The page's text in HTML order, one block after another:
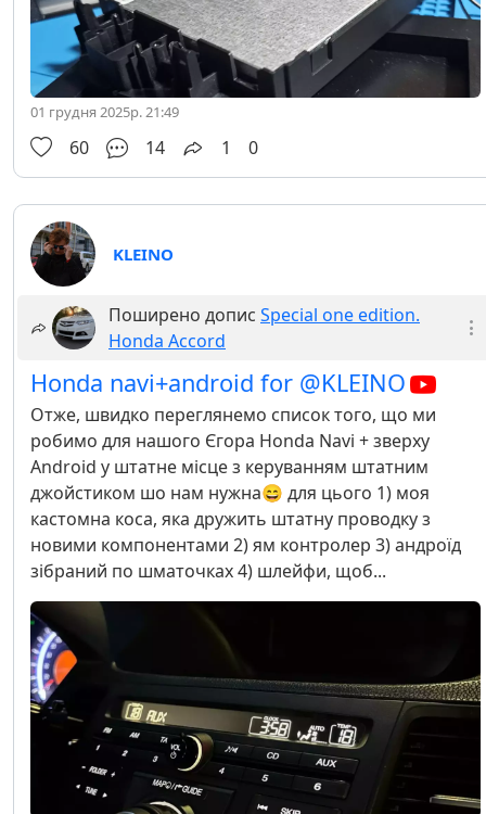
01 грудня 2025р. 21:49
60 14 1 0
KLEINO
Поширено допис Special one edition.
Honda Accord
Honda navi+android for @KLEINO
Отже, швидко переглянемо список того, що ми
робимо для нашого Єгора Honda Navi + зверху
Android у штатне місце з керуванням штатним
джойстиком шо нам нужна😄 для цього 1) моя
кастомна коса, яка дружить штатну проводку з
новими компонентами 2) ям контролер 3) андроїд
зібраний по шматочках 4) шлейфи, щоб...